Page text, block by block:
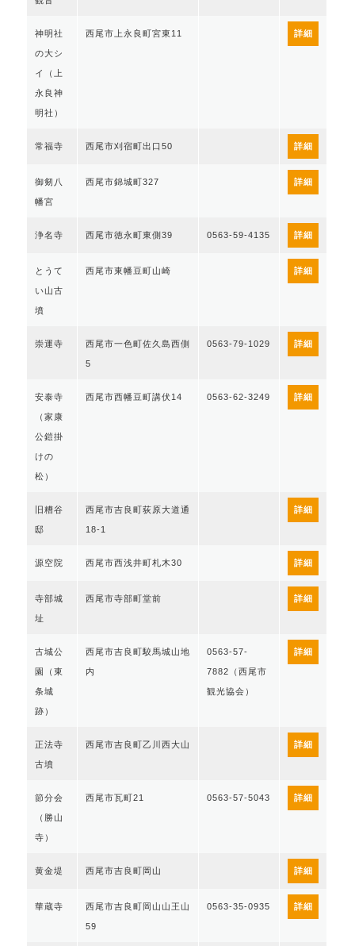
神明社
の大シ
イ（上
永良神
明社）
西尾市上永良町宮東11 詳細
常福寺 西尾市刈宿町出口50 詳細
御剱八
幡宮
西尾市錦城町327 詳細
浄名寺 西尾市徳永町東側39 0563-59-4135 詳細
とうて
い山古
墳
西尾市東幡豆町山崎 詳細
崇運寺 西尾市一色町佐久島西側
5
0563-79-1029 詳細
安泰寺
（家康
公鎧掛
けの
松）
西尾市西幡豆町講伏14 0563-62-3249 詳細
旧糟谷
邸
西尾市吉良町荻原大道通
18-1
詳細
源空院 西尾市西浅井町札木30 詳細
寺部城
址
西尾市寺部町堂前 詳細
古城公
園（東
条城
跡）
西尾市吉良町駮馬城山地
内
0563-57-
7882（西尾市
観光協会）
詳細
正法寺
古墳
西尾市吉良町乙川西大山 詳細
節分会
（勝山
寺）
西尾市瓦町21 0563-57-5043 詳細
黄金堤 西尾市吉良町岡山 詳細
華蔵寺 西尾市吉良町岡山山王山
59
0563-35-0935 詳細